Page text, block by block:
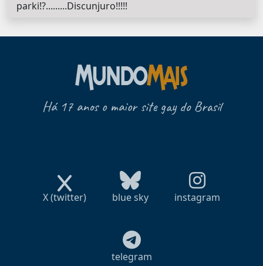
parki!?.........Discunjuro!!!!!
Há 17 anos o maior site gay do Brasil
X (twitter) blue sky instagram
telegram